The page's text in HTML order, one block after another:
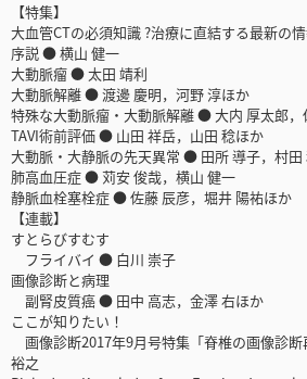
【特集】
大血管CTの必須知識 ?治療に直結する最新の
序説 ● 横山 健一
大動脈瘤 ● 太田 靖利
大動脈解離 ● 渡邊 慶明，河野 淳ほか
特殊な大動脈瘤・大動脈解離 ● 大内 厚太郎，
TAVI術前評価 ● 山田 祥岳，山田 稔ほか
大動脈・大静脈の先天異常 ● 田所 導子，村田
肺高血圧症 ● 苅安 俊哉，横山 健一
静脈血栓塞栓症 ● 佐藤 辰彦，堀井 陽祐ほか
【連載】
すとらびすむす
フライバイ ● 白川 崇子
画像診断と病理
副腎皮質癌 ● 田中 高志，金澤 右ほか
ここが知りたい！
画像診断2017年9月号特集「脊椎の画像診
裕之